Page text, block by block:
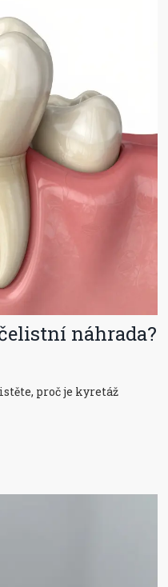
náhrada?
proč je kyretáž